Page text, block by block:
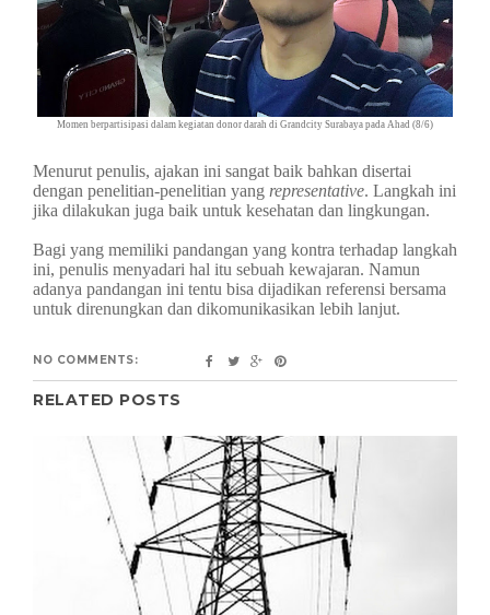
Momen berpartisipasi dalam kegiatan donor darah di Grandcity Surabaya pada Ahad (8/6)
Menurut penulis, ajakan ini sangat baik bahkan disertai
dengan penelitian-penelitian yang representative. Langkah ini
jika dilakukan juga baik untuk kesehatan dan lingkungan.
Bagi yang memiliki pandangan yang kontra terhadap langkah
ini, penulis menyadari hal itu sebuah kewajaran. Namun
adanya pandangan ini tentu bisa dijadikan referensi bersama
untuk direnungkan dan dikomunikasikan lebih lanjut.
NO COMMENTS:
RELATED POSTS